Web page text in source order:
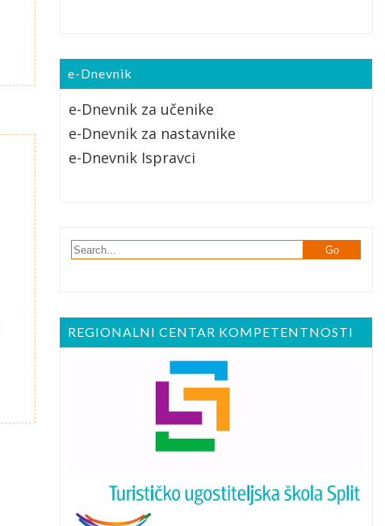
e-Dnevnik
e-Dnevnik za učenike
e-Dnevnik za nastavnike
e-Dnevnik Ispravci
REGIONALNI CENTAR KOMPETENTNOSTI